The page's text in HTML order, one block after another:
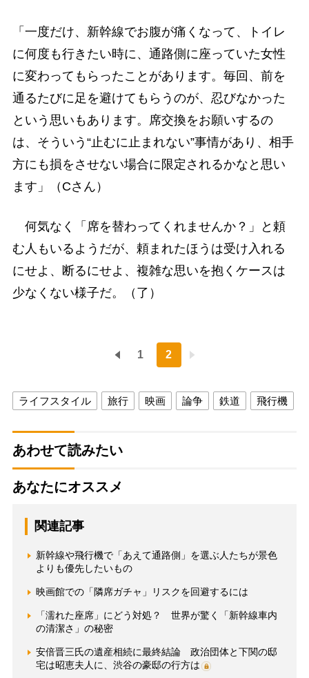
「一度だけ、新幹線でお腹が痛くなって、トイレ
に何度も行きたい時に、通路側に座っていた女性
に変わってもらったことがあります。毎回、前を
通るたびに足を避けてもらうのが、忍びなかった
という思いもあります。席交換をお願いするの
は、そういう“止むに止まれない”事情があり、相手
方にも損をさせない場合に限定されるかなと思い
ます」（Cさん）
何気なく「席を替わってくれませんか？」と頼
む人もいるようだが、頼まれたほうは受け入れる
にせよ、断るにせよ、複雑な思いを抱くケースは
少なくない様子だ。（了）
1 2
ライフスタイル 旅行 映画 論争 鉄道 飛行機
あわせて読みたい
あなたにオススメ
関連記事
新幹線や飛行機で「あえて通路側」を選ぶ人たちが景色
よりも優先したいもの
映画館での「隣席ガチャ」リスクを回避するには
「濡れた座席」にどう対処？ 世界が驚く「新幹線車内
の清潔さ」の秘密
安倍晋三氏の遺産相続に最終結論 政治団体と下関の邸
宅は昭恵夫人に、渋谷の豪邸の行方は